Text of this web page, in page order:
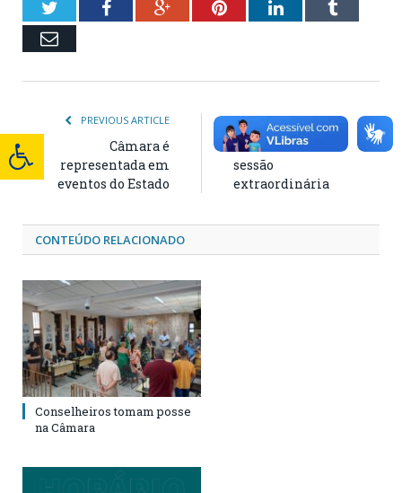
TwitterFacebookGoogle+PinterestLinkedInTumblr
Email
PREVIOUS ARTICLE
Câmara é
representada em
eventos do Estado
NEXT ARTICLE
Câmara realiza
sessão
extraordinária
CONTEÚDO RELACIONADO
Conselheiros tomam posse
na Câmara